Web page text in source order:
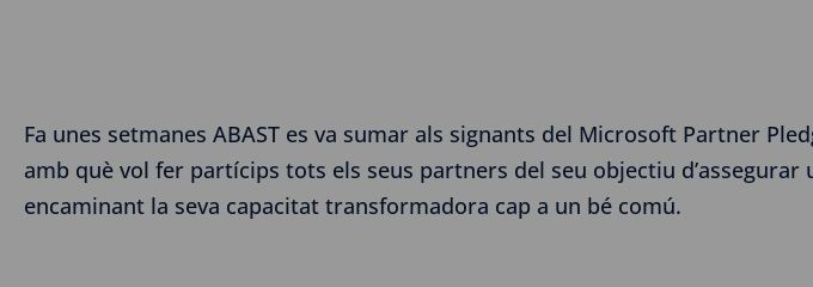
Fa unes setmanes ABAST es va sumar als signants del Microsoft Partner
amb què vol fer partícips tots els seus partners del seu objectiu
encaminant la seva capacitat transformadora cap a un bé comú.